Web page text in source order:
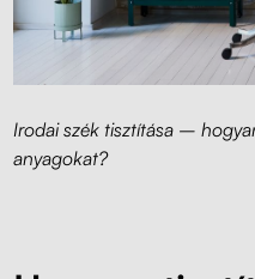
Irodai szék tisztítása –
anyagokat?